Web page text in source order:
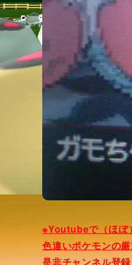
※Youtubeで（ほぼ
色違いポケモンの
是非チャンネル登